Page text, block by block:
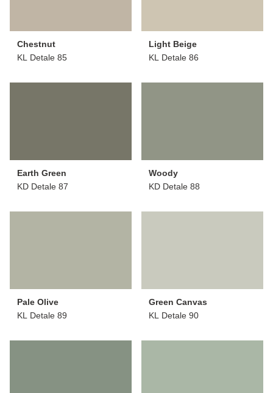
Chestnut
KL Detale 85
Light Beige
KL Detale 86
Earth Green
KD Detale 87
Woody
KD Detale 88
Pale Olive
KL Detale 89
Green Canvas
KL Detale 90